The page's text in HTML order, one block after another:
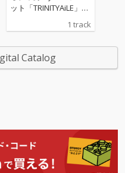
ット「TRINITYAiLE」に
よるユニット曲をリリ
ース
1 track
Catalog